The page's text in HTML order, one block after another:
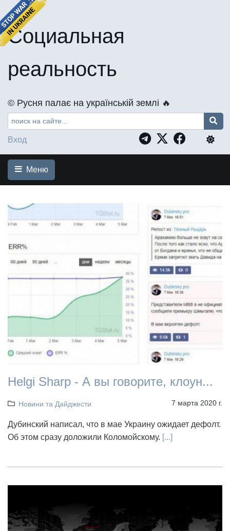
Социальная
реальность
©️ Русня палає на українській землі 🔥
Вход
Меню
Helgi Sharp - А вы говорите, клоун...
Новини та Дайджести 7 марта 2020 г.
Дубинский написал, что в мае Украину ожидает дефолт.
Об этом сразу доложили Коломойскому. [...]